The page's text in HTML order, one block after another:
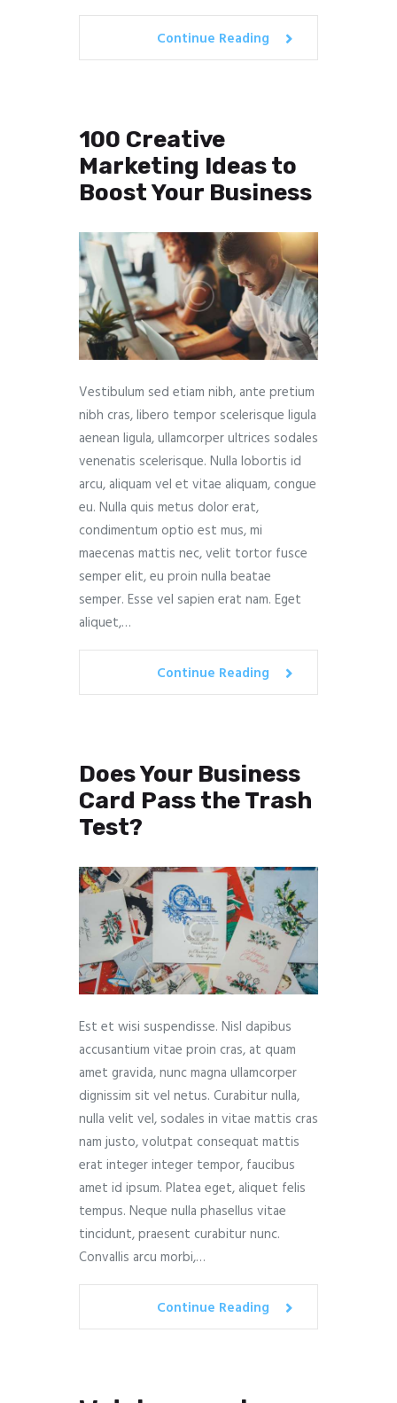
Continue Reading
100 Creative
Marketing Ideas to
Boost Your Business
Vestibulum sed etiam nibh, ante pretium
nibh cras, libero tempor scelerisque ligula
aenean ligula, ullamcorper ultrices sodales
venenatis scelerisque. Nulla lobortis id
arcu, aliquam vel et vitae aliquam, congue
eu. Nulla quis metus dolor erat,
condimentum optio est mus, mi
maecenas mattis nec, velit tortor fusce
semper elit, eu proin nulla beatae
semper. Esse vel sapien erat nam. Eget
aliquet,…
Continue Reading
Does Your Business
Card Pass the Trash
Test?
Est et wisi suspendisse. Nisl dapibus
accusantium vitae proin cras, at quam
amet gravida, nunc magna ullamcorper
dignissim sit vel netus. Curabitur nulla,
nulla velit vel, sodales in vitae mattis cras
nam justo, volutpat consequat mattis
erat integer integer tempor, faucibus
amet id ipsum. Platea eget, aliquet felis
tempus. Neque nulla phasellus vitae
tincidunt, praesent curabitur nunc.
Convallis arcu morbi,…
Continue Reading